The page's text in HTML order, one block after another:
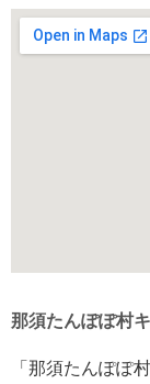
那須たんぽぽ村
「那須たんぽぽ